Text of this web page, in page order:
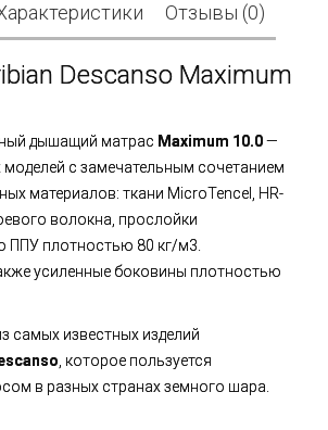
Отзывы (0)
Descanso Maximum
дышащий матрас Maximum 10.0—
моделей с замечательным сочетанием
материалов: ткани MicroTencel, HR-
волокна, прослойки
ППУ плотностью 80 кг/м3.
усиленные боковины плотностью
самых известных изделий
, которое пользуется
в разных странах земного шара.